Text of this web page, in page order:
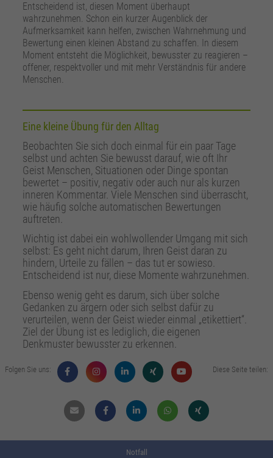
Entscheidend ist, diesen Moment überhaupt
wahrzunehmen. Schon ein kurzer Augenblick der
Aufmerksamkeit kann helfen, zwischen Wahrnehmung und
Bewertung einen kleinen Abstand zu schaffen. In diesem
Moment entsteht die Möglichkeit, bewusster zu reagieren –
offener, respektvoller und mit mehr Verständnis für andere
Menschen.
Eine kleine Übung für den Alltag
Beobachten Sie sich doch einmal für ein paar Tage
selbst und achten Sie bewusst darauf, wie oft Ihr
Geist Menschen, Situationen oder Dinge spontan
bewertet – positiv, negativ oder auch nur als kurzen
inneren Kommentar. Viele Menschen sind überrascht,
wie häufig solche automatischen Bewertungen
auftreten.
Wichtig ist dabei ein wohlwollender Umgang mit sich
selbst: Es geht nicht darum, Ihren Geist daran zu
hindern, Urteile zu fällen – das tut er sowieso.
Entscheidend ist nur, diese Momente wahrzunehmen.
Ebenso wenig geht es darum, sich über solche
Gedanken zu ärgern oder sich selbst dafür zu
verurteilen, wenn der Geist wieder einmal „etikettiert“.
Ziel der Übung ist es lediglich, die eigenen
Denkmuster bewusster zu erkennen.
Folgen Sie uns: Diese Seite teilen:
Mail FacebookLinkdin WhatsappXing
Notfall